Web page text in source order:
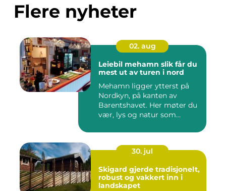
Flere nyheter
02. aug
Leiebil mehamn slik får du
mest ut av turen i nord
Mehamn ligger ytterst på
Nordkyn, på kanten av
Barentshavet. Her møter du
vær, lys og natur som
30. jul
Skigard gjerde tradisjonelt,
robust og vakkert inn i
landskapet